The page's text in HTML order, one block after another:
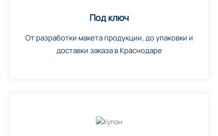
Под ключ
От разработки макета продукции, до упаковки и
доставки заказа в Краснодаре